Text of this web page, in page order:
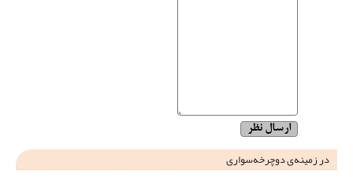
در زمینه‌ی دوچرخه‌سواری